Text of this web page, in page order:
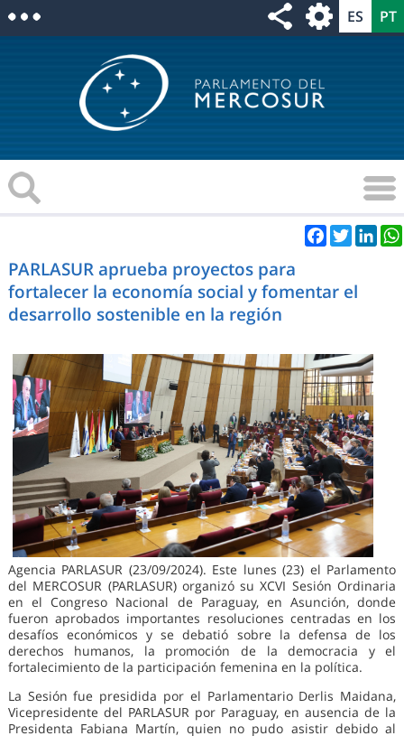
Facebook
Twitter
PARLASUR aprueba proyectos para
fortalecer la economía social y fomentar el
desarrollo sostenible en la región
Agencia PARLASUR (23/09/2024). Este lunes (23) el Parlamento
del MERCOSUR (PARLASUR) organizó su XCVI Sesión Ordinaria
en el Congreso Nacional de Paraguay, en Asunción, donde
fueron aprobados importantes resoluciones centradas en los
desafíos económicos y se debatió sobre la defensa de los
derechos humanos, la promoción de la democracia y el
fortalecimiento de la participación femenina en la política.
La Sesión fue presidida por el Parlamentario Derlis Maidana,
Vicepresidente del PARLASUR por Paraguay, en ausencia de la
Presidenta Fabiana Martín, quien no pudo asistir debido al